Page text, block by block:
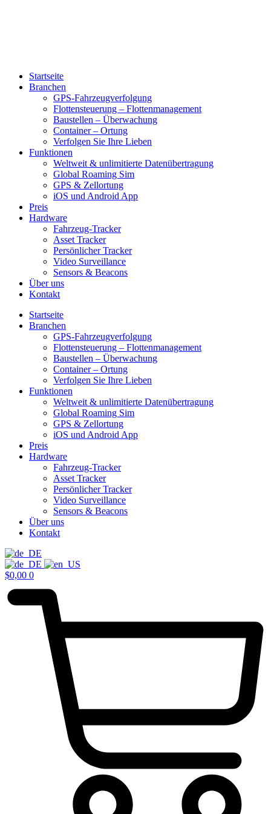
Startseite
Branchen
GPS-Fahrzeugverfolgung
Flottensteuerung – Flottenmanagement
Baustellen – Überwachung
Container – Ortung
Verfolgen Sie Ihre Lieben
Funktionen
Weltweit & unlimitierte Datenübertragung
Global Roaming Sim
GPS & Zellortung
iOS und Android App
Preis
Hardware
Fahrzeug-Tracker
Asset Tracker
Persönlicher Tracker
Video Surveillance
Sensors & Beacons
Über uns
Kontakt
Startseite
Branchen
GPS-Fahrzeugverfolgung
Flottensteuerung – Flottenmanagement
Baustellen – Überwachung
Container – Ortung
Verfolgen Sie Ihre Lieben
Funktionen
Weltweit & unlimitierte Datenübertragung
Global Roaming Sim
GPS & Zellortung
iOS und Android App
Preis
Hardware
Fahrzeug-Tracker
Asset Tracker
Persönlicher Tracker
Video Surveillance
Sensors & Beacons
Über uns
Kontakt
$0,00 0